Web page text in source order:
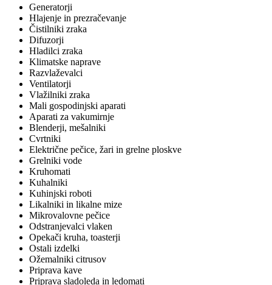
Generatorji
Hlajenje in prezračevanje
Čistilniki zraka
Difuzorji
Hladilci zraka
Klimatske naprave
Razvlaževalci
Ventilatorji
Vlažilniki zraka
Mali gospodinjski aparati
Aparati za vakumirnje
Blenderji, mešalniki
Cvrtniki
Električne pečice, žari in grelne ploskve
Grelniki vode
Kruhomati
Kuhalniki
Kuhinjski roboti
Likalniki in likalne mize
Mikrovalovne pečice
Odstranjevalci vlaken
Opekači kruha, toasterji
Ostali izdelki
Ožemalniki citrusov
Priprava kave
Priprava sladoleda in ledomati